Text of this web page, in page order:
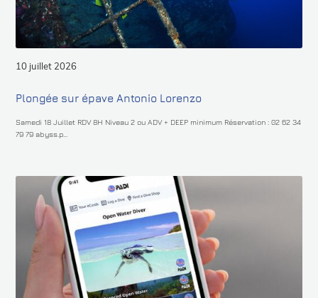
10 juillet 2026
Plongée sur épave Antonio Lorenzo
Samedi 18 Juillet RDV 8H Niveau 2 ou ADV + DEEP minimum Réservation : 02 62 34
79 79 abyss.p...